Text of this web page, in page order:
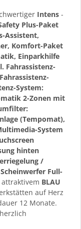
Intens -
Plus-Paket
Assistent,
Komfort-Paket
Einparkhilfe
Fahrassistenz-
System:
2-Zonen mit
(Tempomat),
System
hinten
/
Full-
BLAU
auf Herz
12 Monate.